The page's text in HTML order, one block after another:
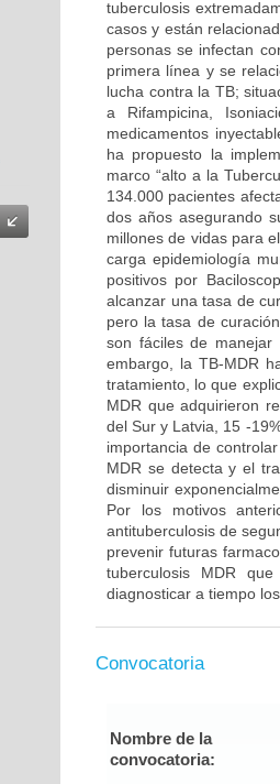
tuberculosis
casos y están
personas se infectan
primera línea y se
lucha contra la TB;
a Rifampicina,
medicamentos
ha propuesto la
marco “alto a la
134.000 pacientes
dos años asegurando
millones de vidas para
carga epidemiología
positivos por
alcanzar una tasa de
pero la tasa de
son fáciles de manejar
embargo, la TB-MDR
tratamiento, lo que
MDR que adquirieron
del Sur y Latvia, 15 -
importancia de
MDR se detecta y el
disminuir
Por los motivos
antituberculosis de
prevenir futuras
tuberculosis MDR
diagnosticar a tiempo
Convocatoria
Nombre de la
convocatoria: